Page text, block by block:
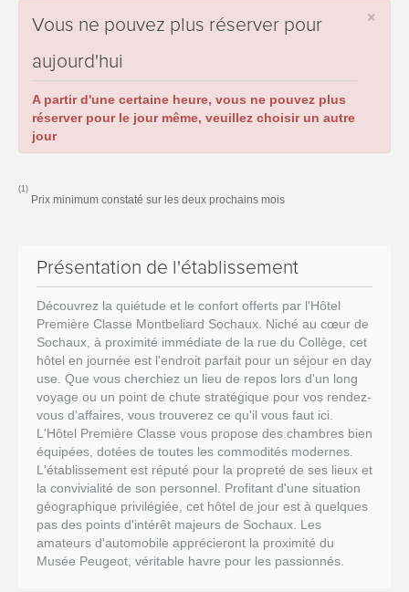
×
Vous ne pouvez plus réserver pour
aujourd'hui
A partir d'une certaine heure, vous ne pouvez plus
réserver pour le jour même, veuillez choisir un autre
jour
(1)
Prix minimum constaté sur les deux prochains mois
Présentation de l'établissement
Découvrez la quiétude et le confort offerts par l'Hôtel
Première Classe Montbeliard Sochaux. Niché au cœur de
Sochaux, à proximité immédiate de la rue du Collège, cet
hôtel en journée est l'endroit parfait pour un séjour en day
use. Que vous cherchiez un lieu de repos lors d'un long
voyage ou un point de chute stratégique pour vos rendez-
vous d'affaires, vous trouverez ce qu'il vous faut ici.
L'Hôtel Première Classe vous propose des chambres bien
équipées, dotées de toutes les commodités modernes.
L'établissement est réputé pour la propreté de ses lieux et
la convivialité de son personnel. Profitant d'une situation
géographique privilégiée, cet hôtel de jour est à quelques
pas des points d'intérêt majeurs de Sochaux. Les
amateurs d'automobile apprécieront la proximité du
Musée Peugeot, véritable havre pour les passionnés.